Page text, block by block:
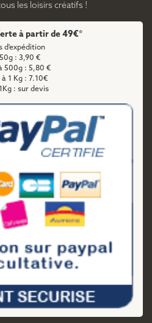
les loisirs créatifs !
à partir de 49€*
d'expédition
: 3,90 €
500g : 5,80 €
1 Kg : 7.10€
: sur devis